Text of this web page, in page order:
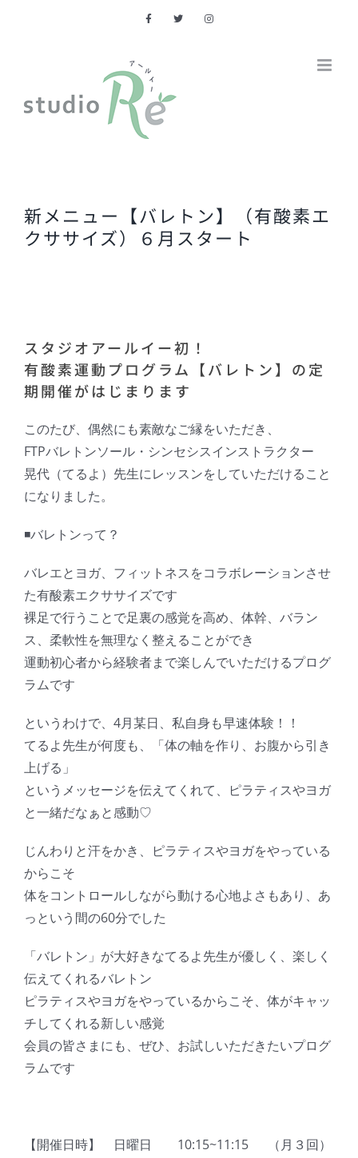
新メニュー【バレトン】（有酸素エ
クササイズ）６月スタート
スタジオアールイー初！
有酸素運動プログラム【バレトン】の定
期開催がはじまります
このたび、偶然にも素敵なご縁をいただき、
FTPバレトンソール・シンセシスインストラクター
晃代（てるよ）先生にレッスンをしていただけること
になりました。
◾️バレトンって？
バレエとヨガ、フィットネスをコラボレーションさせ
た有酸素エクササイズです
裸足で行うことで足裏の感覚を高め、体幹、バラン
ス、柔軟性を無理なく整えることができ
運動初心者から経験者まで楽しんでいただけるプログ
ラムです
というわけで、4月某日、私自身も早速体験！！
てるよ先生が何度も、「体の軸を作り、お腹から引き
上げる」
というメッセージを伝えてくれて、ピラティスやヨガ
と一緒だなぁと感動♡
じんわりと汗をかき、ピラティスやヨガをやっている
からこそ
体をコントロールしながら動ける心地よさもあり、あ
っという間の60分でした
「バレトン」が大好きなてるよ先生が優しく、楽しく
伝えてくれるバレトン
ピラティスやヨガをやっているからこそ、体がキャッ
チしてくれる新しい感覚
会員の皆さまにも、ぜひ、お試しいただきたいプログ
ラムです
【開催日時】 日曜日 10:15~11:15 （月３回）